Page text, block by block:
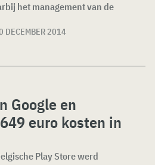
het management van de
DECEMBER 2014
Google en
euro kosten in
Play Store werd